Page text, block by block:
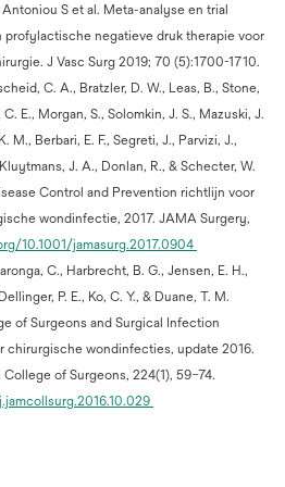
S et al. Meta-analyse en trial
profylactische negatieve druk therapie voor
J Vasc Surg 2019; 70 (5):1700-1710.
C. A., Bratzler, D. W., Leas, B., Stone,
C. E., Morgan, S., Solomkin, J. S., Mazuski, J.
M., Berbari, E. F., Segreti, J., Parvizi, J.,
J. A., Donlan, R., & Schecter, W.
Control and Prevention richtlijn voor
wondinfectie, 2017. JAMA Surgery,
10.1001/jamasurg.2017.0904
C., Harbrecht, B. G., Jensen, E. H.,
P. E., Ko, C. Y., & Duane, T. M.
of Surgeons and Surgical Infection
chirurgische wondinfecties, update 2016.
of Surgeons, 224(1), 59–74.